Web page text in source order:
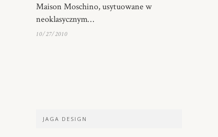
Maison Moschino, usytuowane w
neoklasycznym…
10/27/2010
JAGA DESIGN